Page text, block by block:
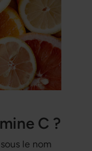
C ?
le nom